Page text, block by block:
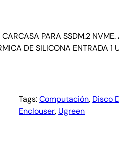
PARA SSDM.2 NVME.
DE SILICONA ENTRADA 1
Tags:Computación, Disco
Enclouser, Ugreen